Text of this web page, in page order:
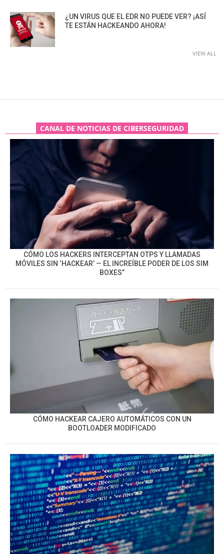
¿UN VIRUS QUE EL EDR NO PUEDE VER? ¡ASÍ
TE ESTÁN HACKEANDO AHORA!
VIEW ALL
CANAL DE NOTICIAS DE CIBERSEGURIDAD
CÓMO LOS HACKERS INTERCEPTAN OTPS Y LLAMADAS
MÓVILES SIN ‘HACKEAR’ — EL INCREÍBLE PODER DE LOS SIM
BOXES”
CÓMO HACKEAR CAJERO AUTOMÁTICOS CON UN
BOOTLOADER MODIFICADO